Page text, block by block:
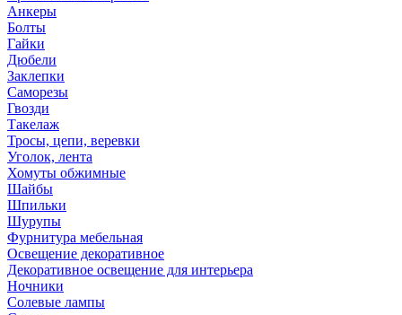
Анкеры
Болты
Гайки
Дюбели
Заклепки
Саморезы
Гвозди
Такелаж
Тросы, цепи, веревки
Уголок, лента
Хомуты обжимные
Шайбы
Шпильки
Шурупы
Фурнитура мебельная
Освещение декоративное
Декоративное освещение для интерьера
Ночники
Солевые лампы